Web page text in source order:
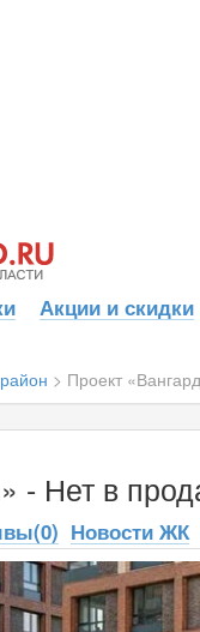
Акции и скидки
> Проект
- Нет в
Новости ЖК